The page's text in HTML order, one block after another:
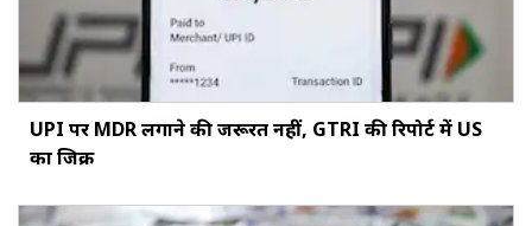
UPI पर MDR लगाने की जरूरत नहीं, GTRI की रिपोर्ट में US
का जिक्र